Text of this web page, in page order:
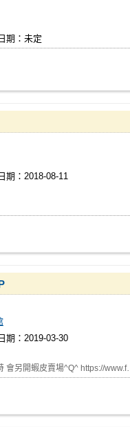
期：未定
期：2018-08-11
期：2019-03-30
會另開蝦皮賣場^Q^ https://